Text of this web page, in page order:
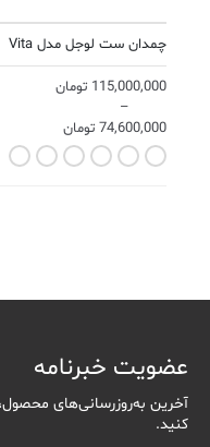
چمدان ست لوجل مدل Vita
115,000,000 تومان
–
74,600,000 تومان
Black
Marsala Red
Olive Green
Rose
Blue
عضویت خبرنامه
آخرین به‌روزرسانی‌های
کنید.